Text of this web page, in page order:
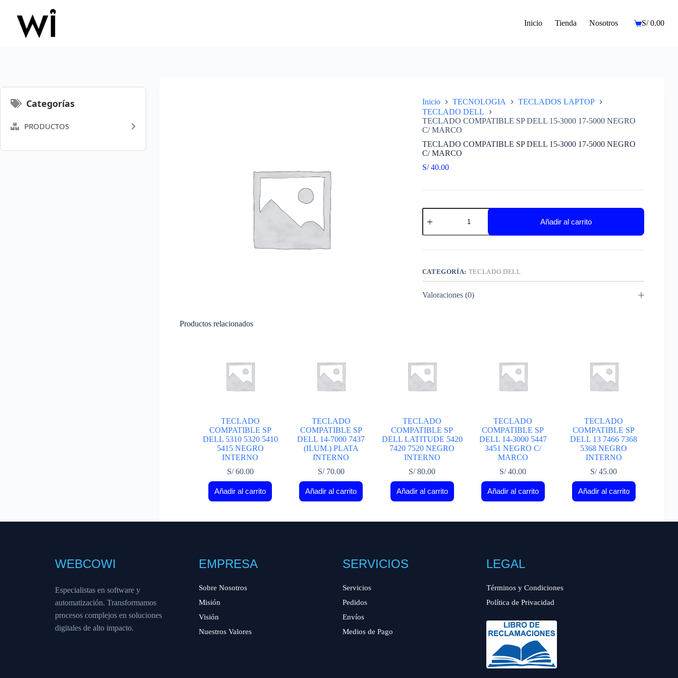
contenido
Inicio Tienda Nosotros
Carro
S/0.00
Inicio TECNOLOGIA
TECLADOS LAPTOP
TECLADO DELL
TECLADO COMPATIBLE SP DELL 15-3000 17-5000 NEGRO
C/ MARCO
TECLADO COMPATIBLE SP DELL 15-3000 17-5000 NEGRO
C/ MARCO
S/40.00
TECLADO
COMPATIBLE
DELL
5000
NEGRO
MARCO
Añadir al carrito
CATEGORÍA: TECLADO DELL
Valoraciones (0)
Productos relacionados
TECLADO
COMPATIBLE SP
DELL 5310 5320 5410
5415 NEGRO
INTERNO
S/60.00
Añadir al carrito
TECLADO
COMPATIBLE SP
DELL 14-7000 7437
(ILUM.) PLATA
INTERNO
S/70.00
Añadir al carrito
TECLADO
COMPATIBLE SP
DELL LATITUDE 5420
7420 7520 NEGRO
INTERNO
S/80.00
Añadir al carrito
TECLADO
COMPATIBLE SP
DELL 14-3000 5447
3451 NEGRO C/
MARCO
S/40.00
Añadir al carrito
TECLADO
COMPATIBLE SP
DELL 13 7466 7368
5368 NEGRO
INTERNO
S/45.00
Añadir al carrito
Categorías
PRODUCTOS
WEBCOWI
Especialistas en software y
automatización. Transformamos
procesos complejos en soluciones
digitales de alto impacto.
EMPRESA
Sobre Nosotros
Misión
Visión
Nuestros Valores
SERVICIOS
Servicios
Pedidos
Envíos
Medios de Pago
LEGAL
Términos y Condiciones
Política de Privacidad